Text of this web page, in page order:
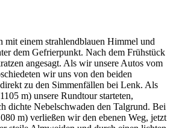
mit einem strahlendblauen Himmel und
dem Gefrierpunkt. Nach dem Frühstück
angesagt. Als wir unsere Autos vom
wir uns von den beiden
zu den Simmenfällen bei Lenk. Als
m) unsere Rundtour starteten,
dichte Nebelschwaden den Talgrund. Bei
m) verließen wir den ebenen Weg, jetzt